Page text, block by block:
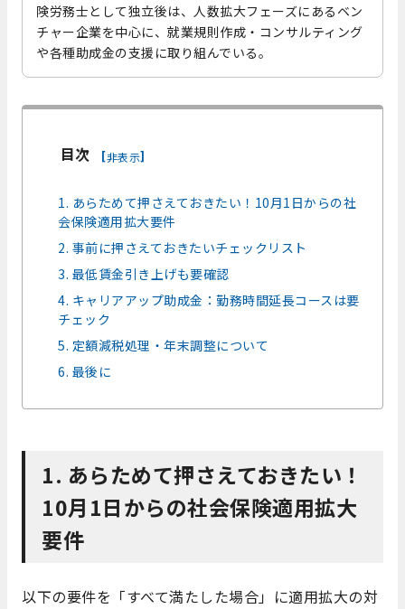
険労務士として独立後は、人数拡大フェーズにあるベン
チャー企業を中心に、就業規則作成・コンサルティング
や各種助成金の支援に取り組んでいる。
目次 [非表示]
1. あらためて押さえておきたい！10月1日からの社
会保険適用拡大要件
2. 事前に押さえておきたいチェックリスト
3. 最低賃金引き上げも要確認
4. キャリアアップ助成金：勤務時間延長コースは要
チェック
5. 定額減税処理・年末調整について
6. 最後に
1. あらためて押さえておきたい！
10月1日からの社会保険適用拡大
要件
以下の要件を「すべて満たした場合」に適用拡大の対